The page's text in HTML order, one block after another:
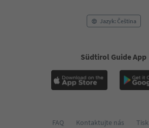
Jazyk: Čeština
Südtirol Guide App
FAQ Kontaktujte nás Tisk